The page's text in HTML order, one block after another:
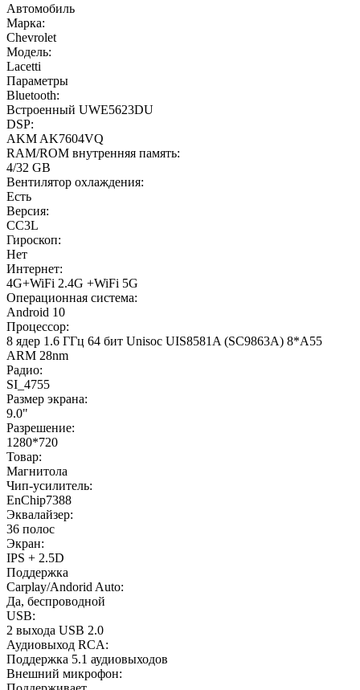
Автомобиль
Марка:
Chevrolet
Модель:
Lacetti
Параметры
Bluetooth:
Встроенный UWE5623DU
DSP:
AKM AK7604VQ
RAM/ROM внутренняя память:
4/32 GB
Вентилятор охлаждения:
Есть
Версия:
CC3L
Гироскоп:
Нет
Интернет:
4G+WiFi 2.4G +WiFi 5G
Операционная система:
Android 10
Процессор:
8 ядер 1.6 ГГц 64 бит Unisoc UIS8581A (SC9863A) 8*A55
ARM 28nm
Радио:
SI_4755
Размер экрана:
9.0"
Разрешение:
1280*720
Товар:
Магнитола
Чип-усилитель:
EnChip7388
Эквалайзер:
36 полос
Экран:
IPS + 2.5D
Поддержка
Carplay/Andorid Auto:
Да, беспроводной
USB:
2 выхода USB 2.0
Аудиовыход RCA:
Поддержка 5.1 аудиовыходов
Внешний микрофон: